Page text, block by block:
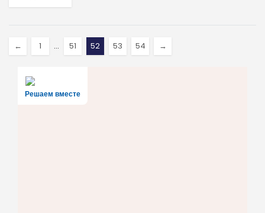
← 1 … 51 52 53 54 →
Решаем вместе